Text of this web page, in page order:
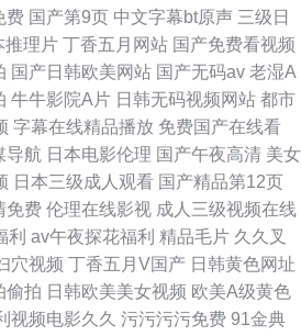
费 国产第9页 中文字幕bt原声 三级日
推理片 丁香五月网站 国产免费看视频
国产日韩欧美网站 国产无码av 老湿A
牛牛影院A片 日韩无码视频网站 都市
字幕在线精品播放 免费国产在线看
导航 日本电影伦理 国产午夜高清 美女
日本三级成人观看 国产精品第12页
免费 伦理在线影视 成人三级视频在线
利 av午夜探花福利 精品毛片 久久叉
穴视频 丁香五月V国产 日韩黄色网址
偷拍 日韩欧美美女视频 欧美A级黄色
视频电影久久 污污污污免费 91金典